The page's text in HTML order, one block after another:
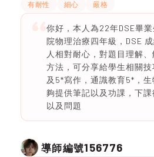
有耐性 細心 嚴格
你好，本人為22年DSE畢
院物理治療四年級，DSE
人相對耐心，對題目理解
方法，可分享給學生相關
及5*寫作，通識教育5*，
夠提供筆記以及功課，下
以及問題
導師編號156776